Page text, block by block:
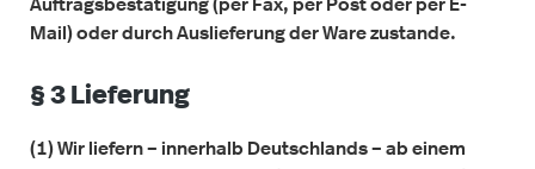
Auftragsbestätigung (per Fax, per Post oder per E-
Mail) oder durch Auslieferung der Ware zustande.
§ 3 Lieferung
(1) Wir liefern – innerhalb Deutschlands – ab einem